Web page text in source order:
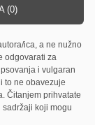
(0)
ica, a ne nužno
odgovarati za
i vulgaran
to ne obavezuje
Čitanjem prihvatate
koji mogu